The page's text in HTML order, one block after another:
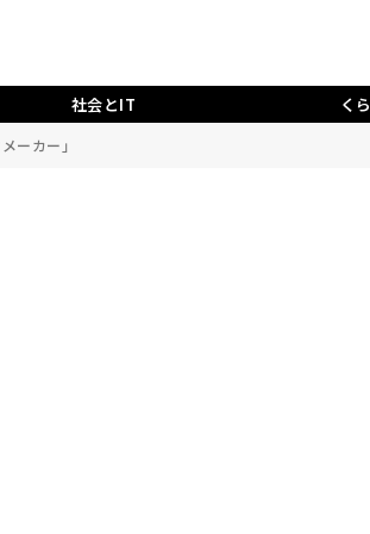
社会とIT く
ーカー」